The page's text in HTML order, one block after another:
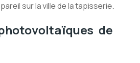
sur la ville de la tapisserie.
de